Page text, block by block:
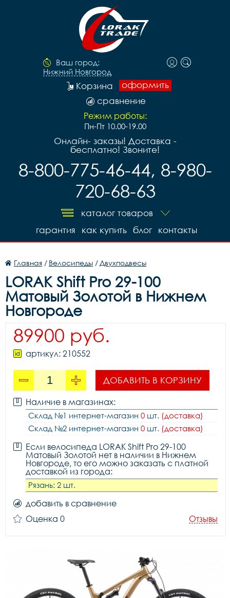
Ваш город:
Нижний Новгород
оформить
Корзина
сравнение
Режим работы:
Пн-Пт 10.00-19.00
Онлайн- заказы! Доставка -
бесплатно! Звоните!
8-800-775-46-44, 8-980-
720-68-63
каталог товаров
контакты
блог
как купить
гарантия
Главная / Велосипеды / Двухподвесы
LORAK Shift Pro 29-100
Матовый Золотой в Нижнем
Новгороде
89900 руб.
артикул: 210552
ДОБАВИТЬ В КОРЗИНУ
Наличие в магазинах:
Склад №1 интернет-магазин 0 шт. (доставка)
Склад №2 интернет-магазин 0 шт. (доставка)
Если велосипеда LORAK Shift Pro 29-100
Матовый Золотой нет в наличии в Нижнем
Новгороде, то его можно заказать с платной
доставкой из города:
Рязань: 2 шт.
добавить в сравнение
Оценка 0
Отзывы